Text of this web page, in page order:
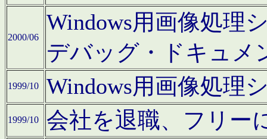
2000/06
Windows用画像処理
デバッグ・ドキュメ
1999/10 Windows用画像処理
1999/10 会社を退職、フリー